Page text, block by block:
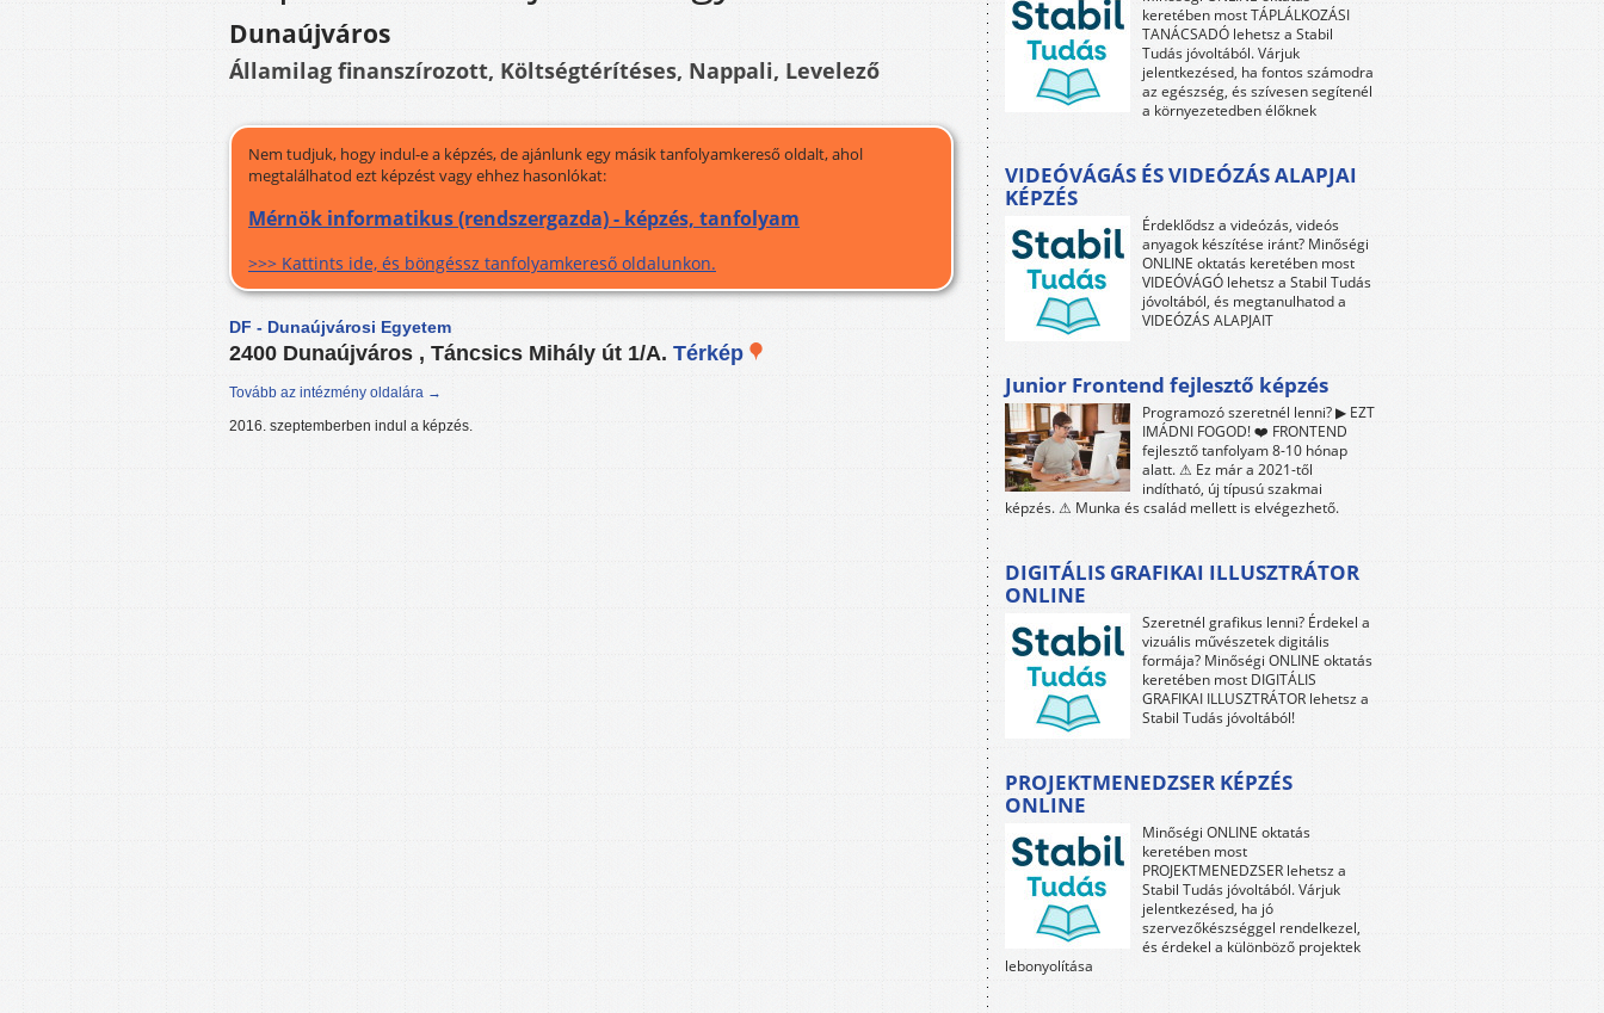
Dunaújváros
Államilag finanszírozott, Költségtérítéses, Nappali, Levelező
Nem tudjuk, hogy indul-e a képzés, de ajánlunk egy másik tanfolyamkereső oldalt, ahol
megtalálhatod ezt képzést vagy ehhez hasonlókat:
Mérnök informatikus (rendszergazda) - képzés, tanfolyam
>>> Kattints ide, és böngéssz tanfolyamkereső oldalunkon.
DF - Dunaújvárosi Egyetem
2400 Dunaújváros , Táncsics Mihály út 1/A. Térkép
Tovább az intézmény oldalára →
2016. szeptemberben indul a képzés.
keretében most TÁPLÁLKOZÁSI
TANÁCSADÓ lehetsz a Stabil
Tudás jóvoltából. Várjuk
jelentkezésed, ha fontos számodra
az egészség, és szívesen segítenél
a környezetedben élőknek
VIDEÓVÁGÁS ÉS VIDEÓZÁS ALAPJAI
KÉPZÉS
Érdeklődsz a videózás, videós
anyagok készítése iránt? Minőségi
ONLINE oktatás keretében most
VIDEÓVÁGÓ lehetsz a Stabil Tudás
jóvoltából, és megtanulhatod a
VIDEÓZÁS ALAPJAIT
Junior Frontend fejlesztő képzés
Programozó szeretnél lenni? ▶ EZT
IMÁDNI FOGOD! ❤️ FRONTEND
fejlesztő tanfolyam 8-10 hónap
alatt. ⚠ Ez már a 2021-től
indítható, új típusú szakmai
képzés. ⚠ Munka és család mellett is elvégezhető.
DIGITÁLIS GRAFIKAI ILLUSZTRÁTOR
ONLINE
Szeretnél grafikus lenni? Érdekel a
vizuális művészetek digitális
formája? Minőségi ONLINE oktatás
keretében most DIGITÁLIS
GRAFIKAI ILLUSZTRÁTOR lehetsz a
Stabil Tudás jóvoltából!
PROJEKTMENEDZSER KÉPZÉS
ONLINE
Minőségi ONLINE oktatás
keretében most
PROJEKTMENEDZSER lehetsz a
Stabil Tudás jóvoltából. Várjuk
jelentkezésed, ha jó
szervezőkészséggel rendelkezel,
és érdekel a különböző projektek
lebonyolítása